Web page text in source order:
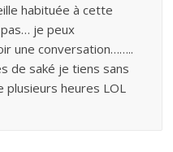
habituée à cette
je peux
une conversation……..
de saké je tiens sans
heures LOL